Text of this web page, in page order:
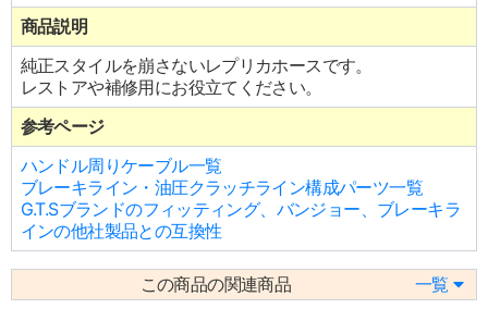
商品説明
純正スタイルを崩さないレプリカホースです。
レストアや補修用にお役立てください。
参考ページ
ハンドル周りケーブル一覧
ブレーキライン・油圧クラッチライン構成パーツ一覧
G.T.Sブランドのフィッティング、バンジョー、ブレーキラ
インの他社製品との互換性
この商品の関連商品 一覧